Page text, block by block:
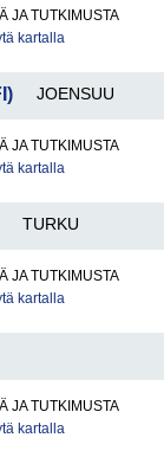
JA TUTKIMUSTA
kartalla
JOENSUU
JA TUTKIMUSTA
kartalla
TURKU
JA TUTKIMUSTA
kartalla
JA TUTKIMUSTA
kartalla